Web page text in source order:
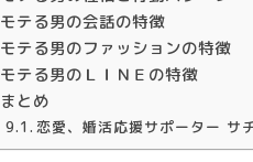
モテる男の会話の特徴
モテる男のファッションの特徴
モテる男のＬＩＮＥの特徴
まとめ
恋愛、婚活応援サポーター